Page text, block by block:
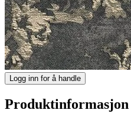
Logg inn for å handle
Produktinformasjon